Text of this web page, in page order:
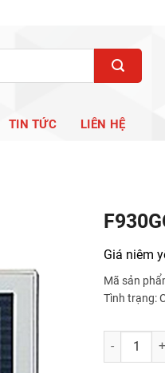
TIN TỨC LIÊN HỆ
Giá niêm
Mã sản
Tình trạng:
F930GOT-